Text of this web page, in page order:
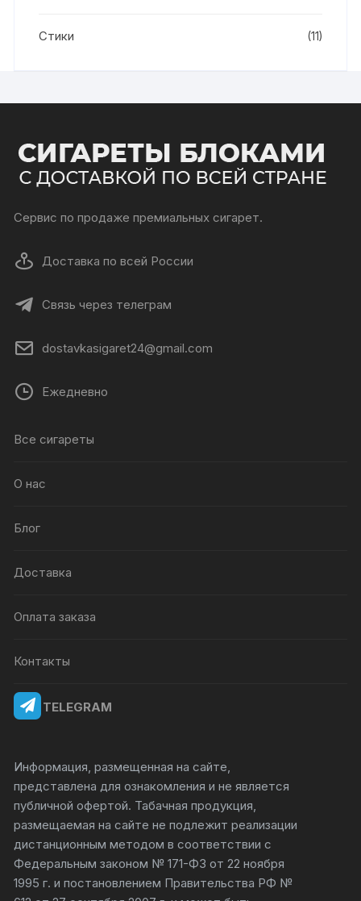
Стики (11)
Сервис по продаже премиальных сигарет.
Доставка по всей России
Связь через телеграм
dostavkasigaret24@gmail.com
Ежедневно
Все сигареты
О нас
Блог
Доставка
Оплата заказа
Контакты
TELEGRAM
Информация, размещенная на сайте,
представлена для ознакомления и не является
публичной офертой. Табачная продукция,
размещаемая на сайте не подлежит реализации
дистанционным методом в соответствии с
Федеральным законом № 171-ФЗ от 22 ноября
1995 г. и постановлением Правительства РФ №